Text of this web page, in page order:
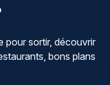
pour sortir, découvrir
bons plans